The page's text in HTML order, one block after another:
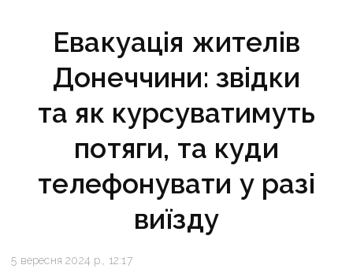
Евакуація жителів
Донеччини: звідки
та як курсуватимуть
потяги, та куди
телефонувати у разі
виїзду
5 вересня 2024 р., 12:17